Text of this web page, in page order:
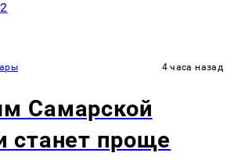
4 часа назад
Самарской
станет проще